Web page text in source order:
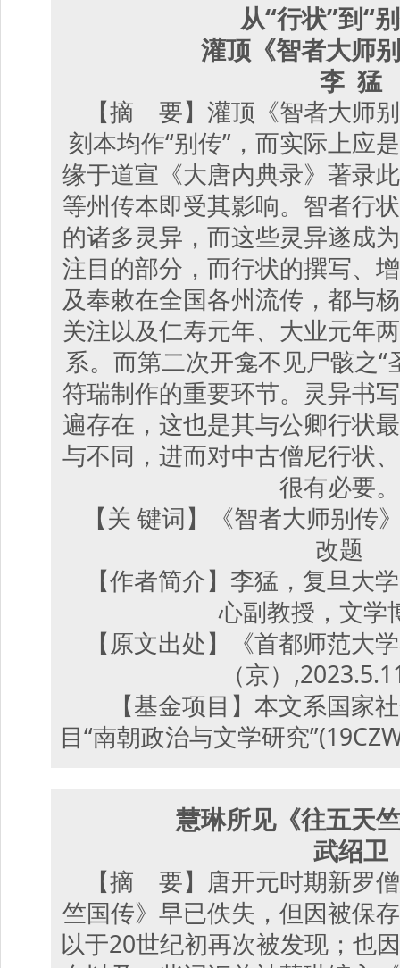
从“行状”到“
灌顶《智者大师
李 猛
【摘 要】灌顶《智者大师
刻本均作“别传”，而实际上应
缘于道宣《大唐内典录》著录
等州传本即受其影响。智者行
的诸多灵异，而这些灵异遂成
注目的部分，而行状的撰写、
及奉敕在全国各州流传，都与
关注以及仁寿元年、大业元年
系。而第二次开龛不见尸骸之“
符瑞制作的重要环节。灵异书
遍存在，这也是其与公卿行状
与不同，进而对中古僧尼行状
很有必要。
【关 键词】《智者大师别传
改题
【作者简介】李猛，复旦大
心副教授，文学
【原文出处】《首都师范大
（京）
【基金项目】本文系国家
目“南朝政治与文学研究
慧琳所见《往五天
武绍卫
【摘 要】唐开元时期新罗
竺国传》早已佚失，但因被保
以于20世纪初再次被发现；也